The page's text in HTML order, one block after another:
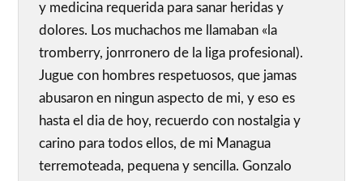
y medicina requerida para sanar heridas y
dolores. Los muchachos me llamaban «la
tromberry, jonrronero de la liga profesional).
Jugue con hombres respetuosos, que jamas
abusaron en ningun aspecto de mi, y eso es
hasta el dia de hoy, recuerdo con nostalgia y
carino para todos ellos, de mi Managua
terremoteada, pequena y sencilla. Gonzalo